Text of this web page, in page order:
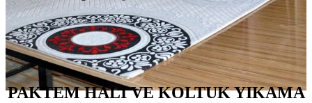
PAKTEM HALI VE KOLTUK YIKAMA